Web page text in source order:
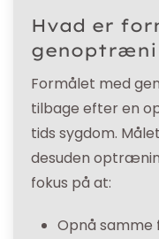
Hvad er
Formålet med
tilbage efter en
tids sygdom.
desuden
fokus på at:
Opnå samme